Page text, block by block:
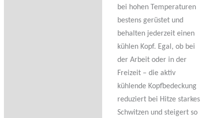
bei hohen Temperaturen
bestens gerüstet und
behalten jederzeit einen
kühlen Kopf. Egal, ob bei
der Arbeit oder in der
Freizeit – die aktiv
kühlende Kopfbedeckung
reduziert bei Hitze starkes
Schwitzen und steigert so